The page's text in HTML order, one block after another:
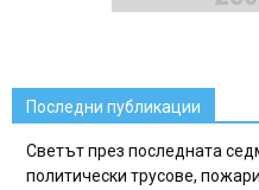
Последни публикации
Светът през последната
политически трусове,